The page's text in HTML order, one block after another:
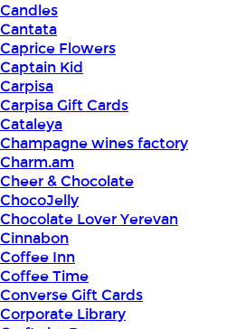
Candles
Cantata
Caprice Flowers
Captain Kid
Carpisa
Carpisa Gift Cards
Cataleya
Champagne wines factory
Charm.am
Cheer & Chocolate
ChocoJelly
Chocolate Lover Yerevan
Cinnabon
Coffee Inn
Coffee Time
Converse Gift Cards
Corporate Library